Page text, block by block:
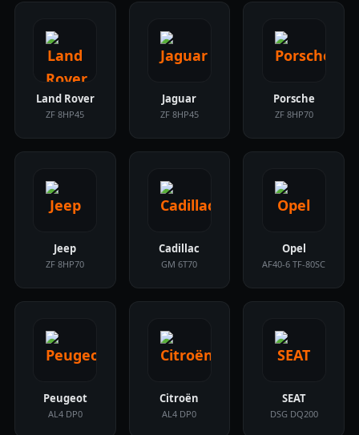
Land Rover
ZF 8HP45
Jaguar
ZF 8HP45
Porsche
ZF 8HP70
Jeep
ZF 8HP70
Cadillac
GM 6T70
Opel
AF40-6 TF-80SC
Peugeot
AL4 DP0
Citroën
AL4 DP0
SEAT
DSG DQ200